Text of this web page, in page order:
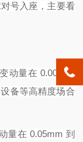
号入座，主要看
动量在 0.0035m
备等高精度场合
量在 0.05mm 到